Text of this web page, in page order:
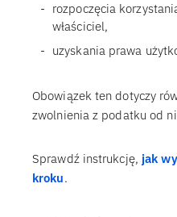
rozpoczęcia
właściciel,
uzyskania prawa
Obowiązek ten dotyczy
zwolnienia z podatku od
Sprawdź instrukcję, jak
kroku.